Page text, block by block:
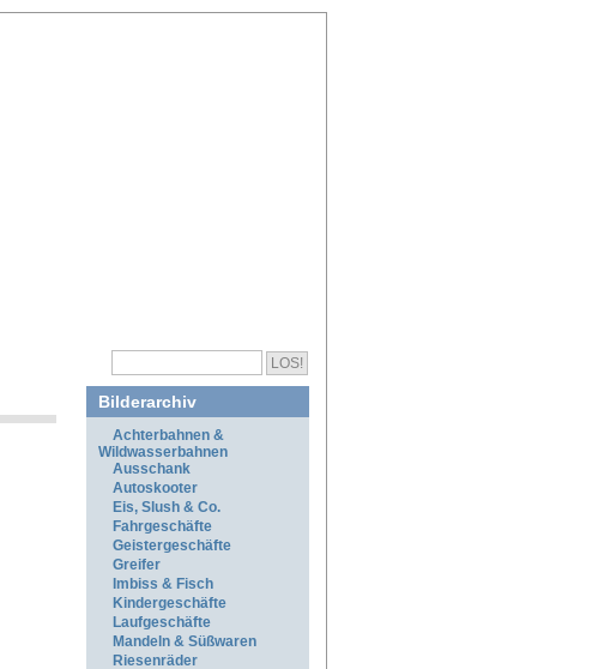
Bilderarchiv
Achterbahnen &
Wildwasserbahnen
Ausschank
Autoskooter
Eis, Slush & Co.
Fahrgeschäfte
Geistergeschäfte
Greifer
Imbiss & Fisch
Kindergeschäfte
Laufgeschäfte
Mandeln & Süßwaren
Riesenräder